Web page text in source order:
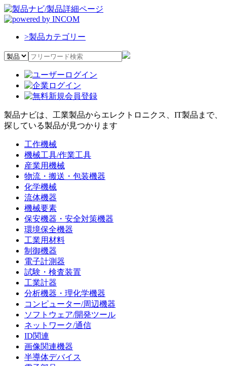
>製品カテゴリー
製品ナビは、工業製品からエレクトロニクス、IT製品まで、
探している製品が見つかります
工作機械
機械工具/作業工具
産業用機械
物流・搬送・包装機器
化学機械
流体機器
機械要素
保安機器・安全対策機器
環境保全機器
工業用材料
制御機器
電子計測器
試験・検査装置
工業計器
分析機器・理化学機器
コンピューター/周辺機器
ソフトウェア/開発ツール
ネットワーク/通信
ID関連
画像関連機器
半導体デバイス